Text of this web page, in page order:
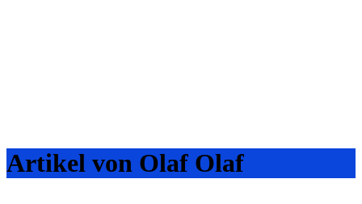
Artikel von Olaf Olaf